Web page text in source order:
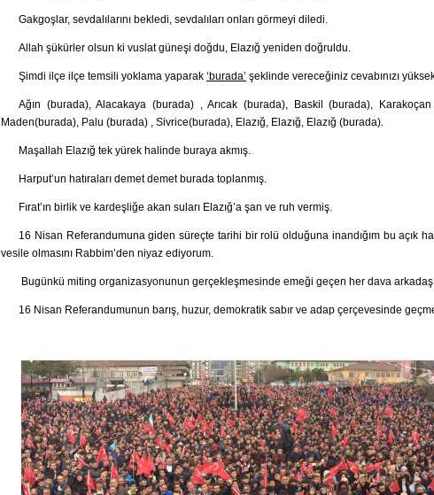
Gakgoşlar, sevdalılarını bekledi, sevdalıları onları görmeyi diledi.
Allah şükürler olsun ki vuslat güneşi doğdu, Elazığ yeniden doğruldu.
Şimdi ilçe ilçe temsili yoklama yaparak ‘burada’ şeklinde vereceğiniz cevabınızı
Ağın (burada), Alacakaya (burada) , Arıcak (burada), Baskil (burada),
Maden(burada), Palu (burada) , Sivrice(burada), Elazığ, Elazığ, Elazığ (burada).
Maşallah Elazığ tek yürek halinde buraya akmış.
Harput’un hatıraları demet demet burada toplanmış.
Fırat’ın birlik ve kardeşliğe akan suları Elazığ’a şan ve ruh vermiş.
16 Nisan Referandumuna giden süreçte tarihi bir rolü olduğuna inandığım bu açık
vesile olmasını Rabbim’den niyaz ediyorum.
Bugünkü miting organizasyonunun gerçekleşmesinde emeği geçen her dava
16 Nisan Referandumunun barış, huzur, demokratik sabır ve adap çerçevesinde